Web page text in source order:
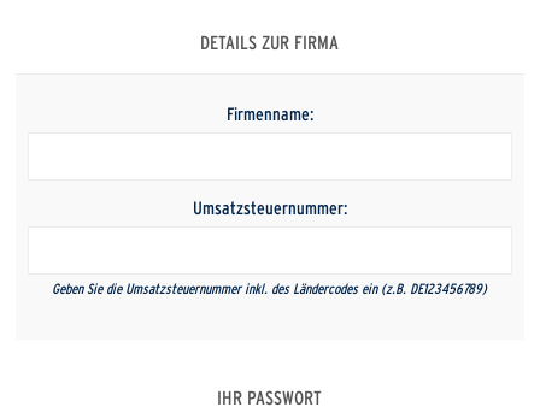
DETAILS ZUR FIRMA
Firmenname:
Umsatzsteuernummer:
Geben Sie die Umsatzsteuernummer inkl. des Ländercodes ein (z.B. DE123456789)
IHR PASSWORT